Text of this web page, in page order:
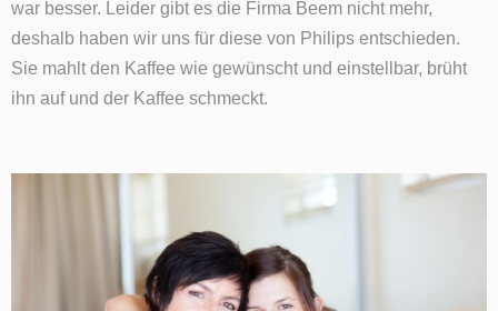
war besser. Leider gibt es die Firma Beem nicht mehr,
deshalb haben wir uns für diese von Philips entschieden.
Sie mahlt den Kaffee wie gewünscht und einstellbar, brüht
ihn auf und der Kaffee schmeckt.